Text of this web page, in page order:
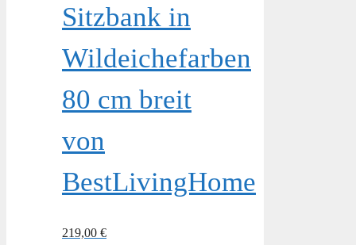
Sitzbank in
Wildeichefarben
80 cm breit
von
BestLivingHome
219,00 €